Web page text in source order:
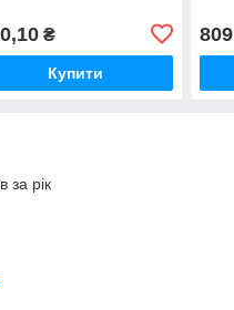
₴
Купити
за рік